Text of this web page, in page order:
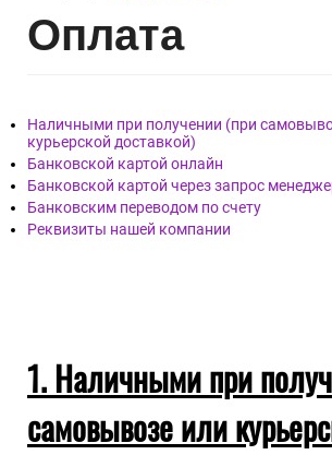
Оплата
Наличными при получении (при
курьерской доставкой)
Банковской картой онлайн
Банковской картой через запрос
Банковским переводом по счету
Реквизиты нашей компании
1. Наличными при
самовывозе или